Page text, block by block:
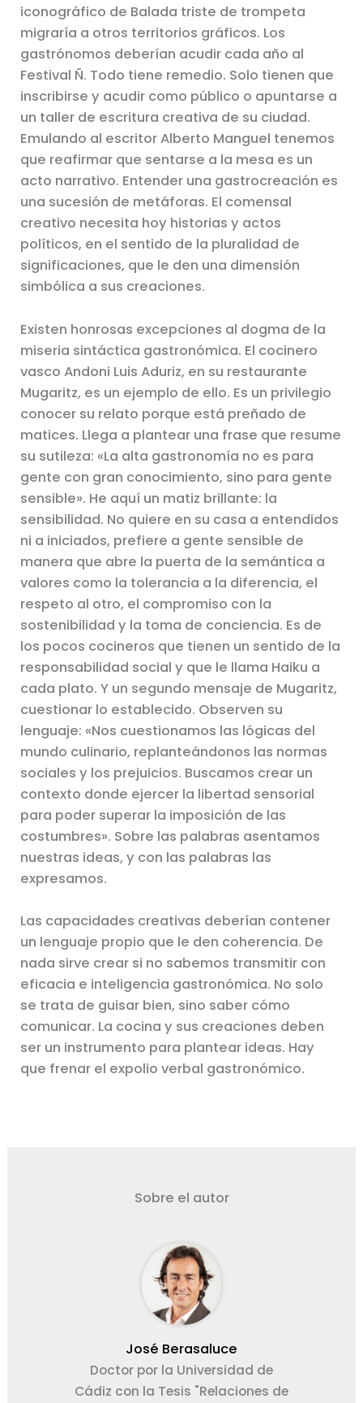
iconográfico de Balada triste de trompeta
migraría a otros territorios gráficos. Los
gastrónomos deberían acudir cada año al
Festival Ñ. Todo tiene remedio. Solo tienen que
inscribirse y acudir como público o apuntarse a
un taller de escritura creativa de su ciudad.
Emulando al escritor Alberto Manguel tenemos
que reafirmar que sentarse a la mesa es un
acto narrativo. Entender una gastrocreación es
una sucesión de metáforas. El comensal
creativo necesita hoy historias y actos
políticos, en el sentido de la pluralidad de
significaciones, que le den una dimensión
simbólica a sus creaciones.
Existen honrosas excepciones al dogma de la
miseria sintáctica gastronómica. El cocinero
vasco Andoni Luis Aduriz, en su restaurante
Mugaritz, es un ejemplo de ello. Es un privilegio
conocer su relato porque está preñado de
matices. Llega a plantear una frase que resume
su sutileza: «La alta gastronomía no es para
gente con gran conocimiento, sino para gente
sensible». He aquí un matiz brillante: la
sensibilidad. No quiere en su casa a entendidos
ni a iniciados, prefiere a gente sensible de
manera que abre la puerta de la semántica a
valores como la tolerancia a la diferencia, el
respeto al otro, el compromiso con la
sostenibilidad y la toma de conciencia. Es de
los pocos cocineros que tienen un sentido de la
responsabilidad social y que le llama Haiku a
cada plato. Y un segundo mensaje de Mugaritz,
cuestionar lo establecido. Observen su
lenguaje: «Nos cuestionamos las lógicas del
mundo culinario, replanteándonos las normas
sociales y los prejuicios. Buscamos crear un
contexto donde ejercer la libertad sensorial
para poder superar la imposición de las
costumbres». Sobre las palabras asentamos
nuestras ideas, y con las palabras las
expresamos.
Las capacidades creativas deberían contener
un lenguaje propio que le den coherencia. De
nada sirve crear si no sabemos transmitir con
eficacia e inteligencia gastronómica. No solo
se trata de guisar bien, sino saber cómo
comunicar. La cocina y sus creaciones deben
ser un instrumento para plantear ideas. Hay
que frenar el expolio verbal gastronómico.
Sobre el autor
José Berasaluce
Doctor por la Universidad de
Cádiz con la Tesis "Relaciones de